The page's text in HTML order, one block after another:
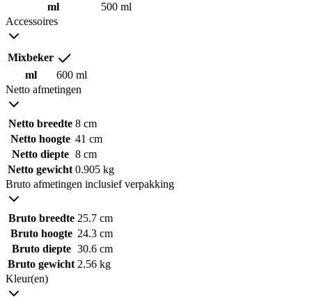
ml
500 ml
Accessoires
Mixbeker
ml
600 ml
Netto afmetingen
Netto breedte 8 cm
Netto hoogte 41 cm
Netto diepte 8 cm
Netto gewicht 0.905 kg
Bruto afmetingen inclusief verpakking
Bruto breedte 25.7 cm
Bruto hoogte 24.3 cm
Bruto diepte 30.6 cm
Bruto gewicht 2.56 kg
Kleur(en)